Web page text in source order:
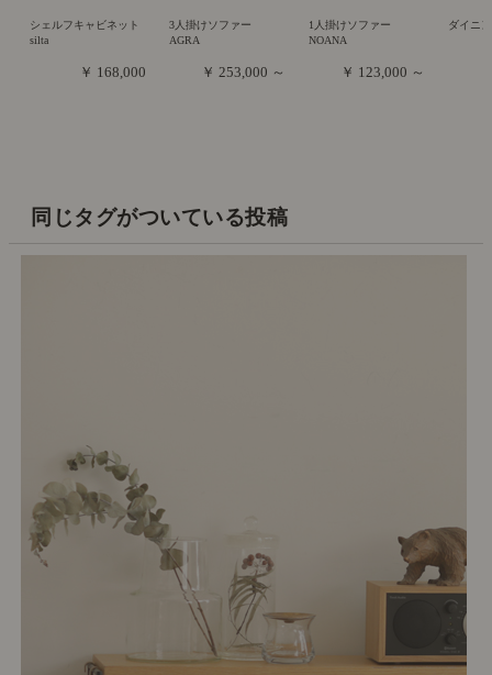
シェルフキャビネット
silta
￥ 168,000
3人掛けソファー
AGRA
￥ 253,000 ～
1人掛けソファー
NOANA
￥ 123,000 ～
ダイニ
同じタグがついている投稿